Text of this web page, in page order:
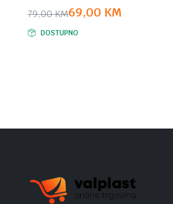
79,00KM
Original
price
69,00 KM
Current
price
DOSTUPNO